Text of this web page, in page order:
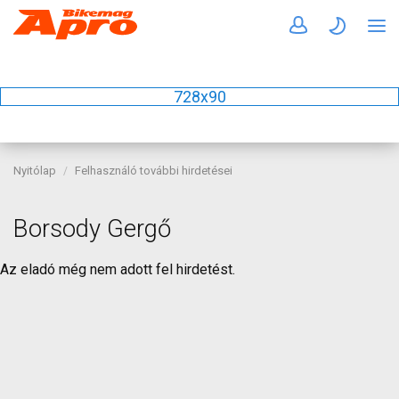
728x90
Nyitólap Felhasználó további hirdetései
Borsody Gergő
Az eladó még nem adott fel hirdetést.